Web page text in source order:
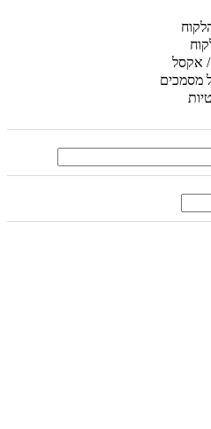
מסמכים